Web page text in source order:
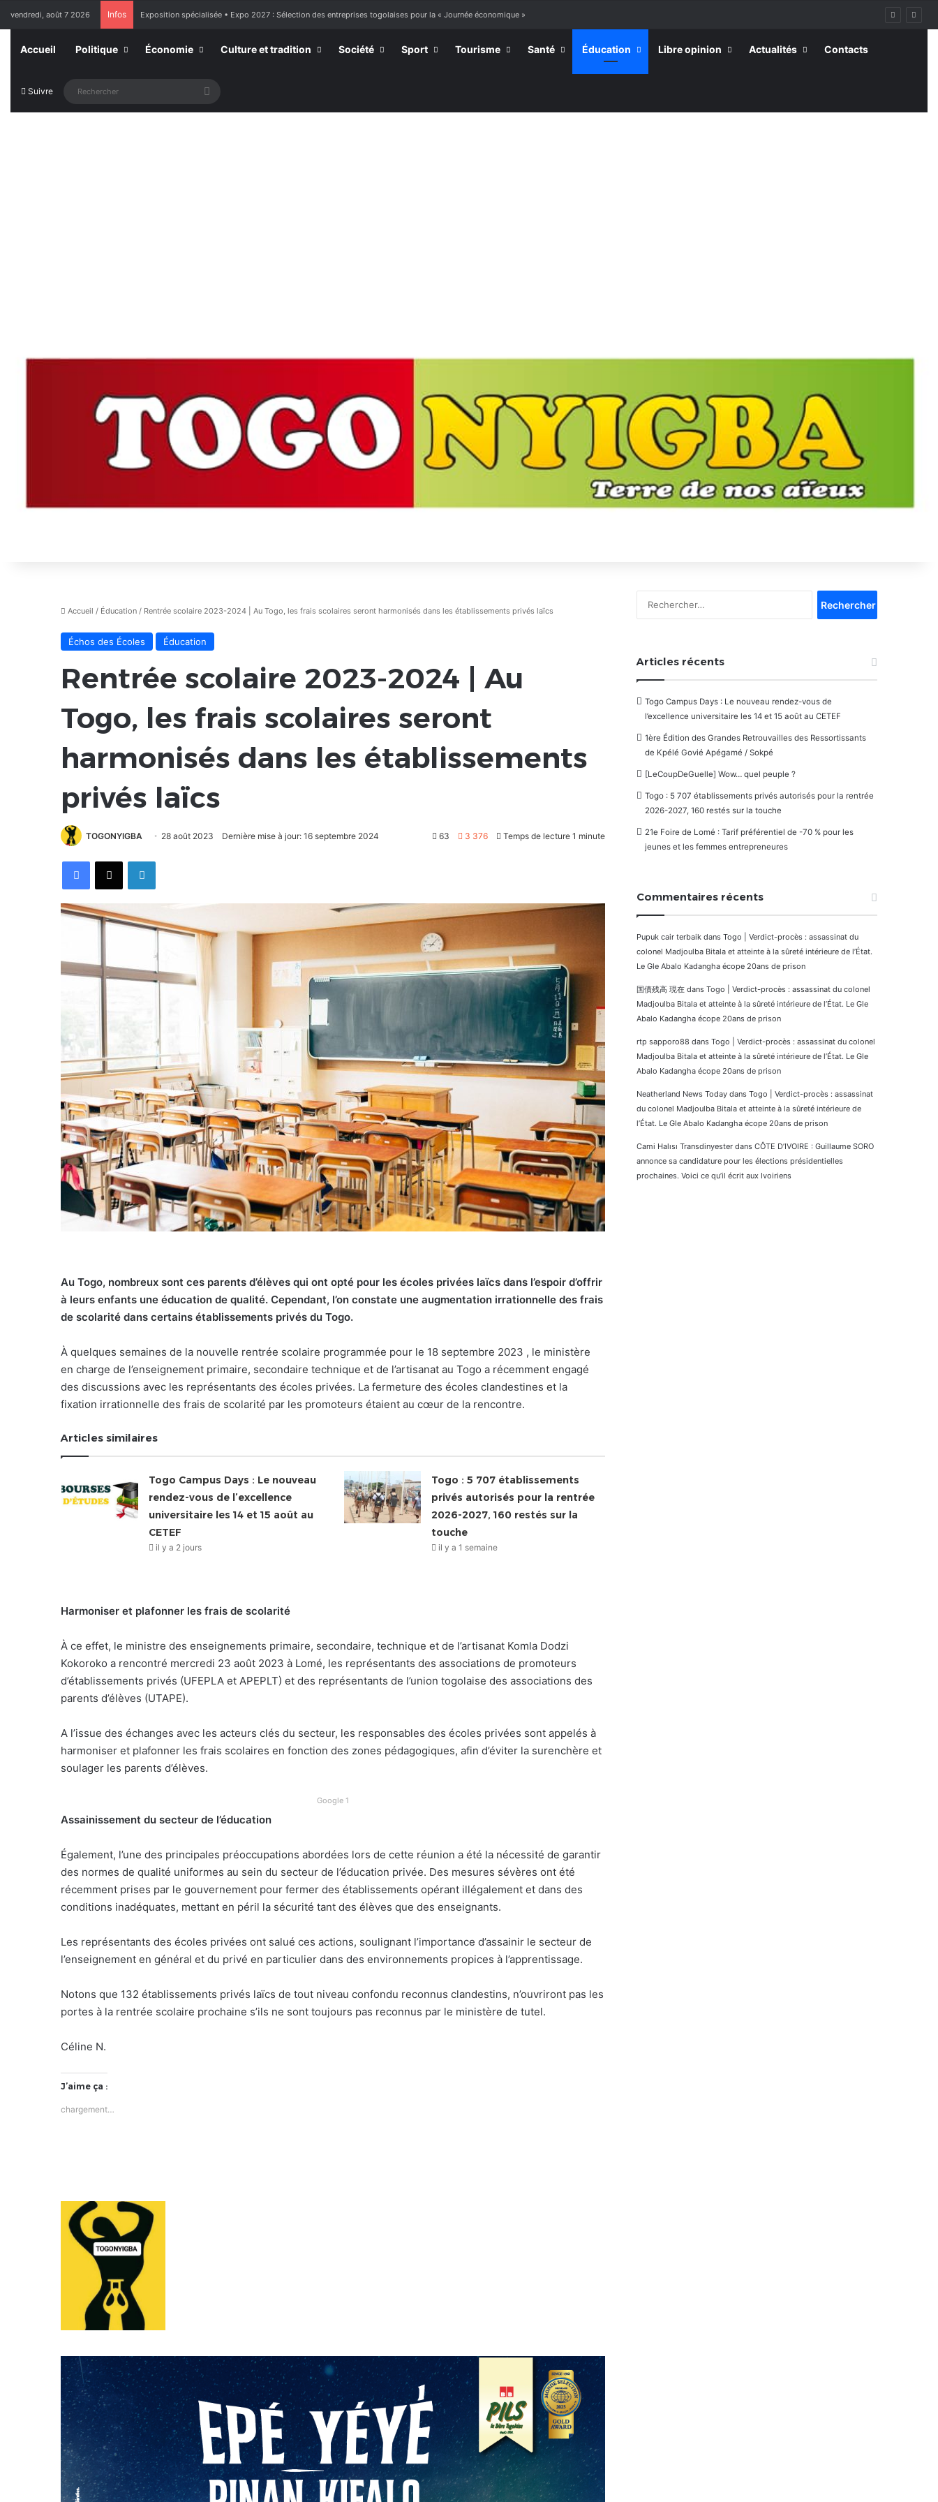
vendredi, août 7 2026 Infos Exposition spécialisée • Expo 2027 : Sélection des entreprises togolaises pour la « Journée économique »
Accueil Politique Économie Culture et tradition Société Sport Tourisme Santé Éducation Libre opinion Actualités Contacts
Suivre Rechercher
Accueil / Éducation / Rentrée scolaire 2023-2024 | Au Togo, les frais scolaires seront harmonisés dans les établissements privés laïcs
Échos des Écoles Éducation
Rentrée scolaire 2023-2024 | Au
Togo, les frais scolaires seront
harmonisés dans les établissements
privés laïcs
TOGONYIGBA 28 août 2023 Dernière mise à jour: 16 septembre 2024 63 3 376 Temps de lecture 1 minute
FacebookX Linkedin
Au Togo, nombreux sont ces parents d’élèves qui ont opté pour les écoles privées laïcs dans l’espoir d’offrir
à leurs enfants une éducation de qualité. Cependant, l’on constate une augmentation irrationnelle des frais
de scolarité dans certains établissements privés du Togo.
À quelques semaines de la nouvelle rentrée scolaire programmée pour le 18 septembre 2023 , le ministère
en charge de l’enseignement primaire, secondaire technique et de l’artisanat au Togo a récemment engagé
des discussions avec les représentants des écoles privées. La fermeture des écoles clandestines et la
fixation irrationnelle des frais de scolarité par les promoteurs étaient au cœur de la rencontre.
Articles similaires
Togo Campus Days : Le nouveau
rendez-vous de l’excellence
universitaire les 14 et 15 août au
CETEF
il y a 2 jours
Togo : 5 707 établissements
privés autorisés pour la rentrée
2026-2027, 160 restés sur la
touche
il y a 1 semaine
Harmoniser et plafonner les frais de scolarité
À ce effet, le ministre des enseignements primaire, secondaire, technique et de l’artisanat Komla Dodzi
Kokoroko a rencontré mercredi 23 août 2023 à Lomé, les représentants des associations de promoteurs
d’établissements privés (UFEPLA et APEPLT) et des représentants de l’union togolaise des associations des
parents d’élèves (UTAPE).
A l’issue des échanges avec les acteurs clés du secteur, les responsables des écoles privées sont appelés à
harmoniser et plafonner les frais scolaires en fonction des zones pédagogiques, afin d’éviter la surenchère et
soulager les parents d’élèves.
Google 1
Assainissement du secteur de l’éducation
Également, l’une des principales préoccupations abordées lors de cette réunion a été la nécessité de garantir
des normes de qualité uniformes au sein du secteur de l’éducation privée. Des mesures sévères ont été
récemment prises par le gouvernement pour fermer des établissements opérant illégalement et dans des
conditions inadéquates, mettant en péril la sécurité tant des élèves que des enseignants.
Les représentants des écoles privées ont salué ces actions, soulignant l’importance d’assainir le secteur de
l’enseignement en général et du privé en particulier dans des environnements propices à l’apprentissage.
Notons que 132 établissements privés laïcs de tout niveau confondu reconnus clandestins, n’ouvriront pas les
portes à la rentrée scolaire prochaine s’ils ne sont toujours pas reconnus par le ministère de tutel.
Céline N.
J’aime ça :
chargement…
Articles récents
Togo Campus Days : Le nouveau rendez-vous de
l’excellence universitaire les 14 et 15 août au CETEF
1ère Édition des Grandes Retrouvailles des Ressortissants
de Kpélé Govié Apégamé / Sokpé
[LeCoupDeGuelle] Wow… quel peuple ?
Togo : 5 707 établissements privés autorisés pour la rentrée
2026-2027, 160 restés sur la touche
21e Foire de Lomé : Tarif préférentiel de -70 % pour les
jeunes et les femmes entrepreneures
Commentaires récents
Pupuk cair terbaik dans Togo | Verdict-procès : assassinat du
colonel Madjoulba Bitala et atteinte à la sûreté intérieure de l’État.
Le Gle Abalo Kadangha écope 20ans de prison
国債残高 現在 dans Togo | Verdict-procès : assassinat du colonel
Madjoulba Bitala et atteinte à la sûreté intérieure de l’État. Le Gle
Abalo Kadangha écope 20ans de prison
rtp sapporo88 dans Togo | Verdict-procès : assassinat du colonel
Madjoulba Bitala et atteinte à la sûreté intérieure de l’État. Le Gle
Abalo Kadangha écope 20ans de prison
Neatherland News Today dans Togo | Verdict-procès : assassinat
du colonel Madjoulba Bitala et atteinte à la sûreté intérieure de
l’État. Le Gle Abalo Kadangha écope 20ans de prison
Cami Halısı Transdinyester dans CÔTE D’IVOIRE : Guillaume SORO
annonce sa candidature pour les élections présidentielles
prochaines. Voici ce qu’il écrit aux Ivoiriens